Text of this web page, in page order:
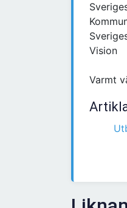
Vision
Varmt